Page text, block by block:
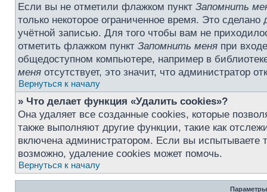
Если вы не отметили флажком пункт Запомнить
только некоторое ограниченное время. Это
учётной записью. Для того чтобы вам не
отметить флажком пункт Запомнить меня при
общедоступном компьютере, например в
меня отсутствует, это значит, что администратор
Вернуться к началу
» Что делает функция «Удалить cookies»?
Она удаляет все созданные cookies, которые
также выполняют другие функции, такие как
включена администратором. Если вы
возможно, удаление cookies может помочь.
Вернуться к началу
Параметры